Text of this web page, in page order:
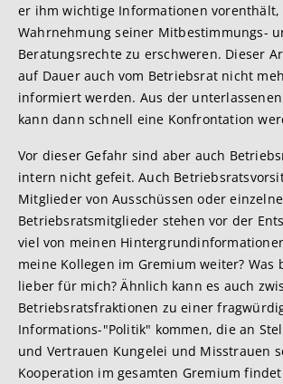
er ihm wichtige Informationen
Wahrnehmung seiner Mitbestimmungs-
Beratungsrechte zu erschweren. Dieser
auf Dauer auch vom Betriebsrat nicht
informiert werden. Aus der
kann dann schnell eine Konfrontation
Vor dieser Gefahr sind aber auch
intern nicht gefeit. Auch
Mitglieder von Ausschüssen oder einzelne
Betriebsratsmitglieder stehen vor der
viel von meinen
meine Kollegen im Gremium weiter? Was
lieber für mich? Ähnlich kann es auch
Betriebsratsfraktionen zu einer
Informations-"Politik" kommen, die an
und Vertrauen Kungelei und Misstrauen
Kooperation im gesamten Gremium